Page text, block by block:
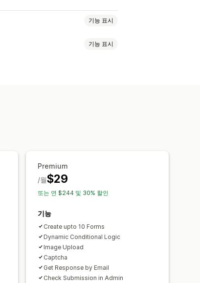
기능 표시
양식 제한
기능 표시
Premium
$29
/월
또는 연 $244 및 30% 할인
기능
Create upto 10 Forms
Dynamic Conditional Logic
Image Upload
Captcha
Get Response by Email
Check Submission in Admin